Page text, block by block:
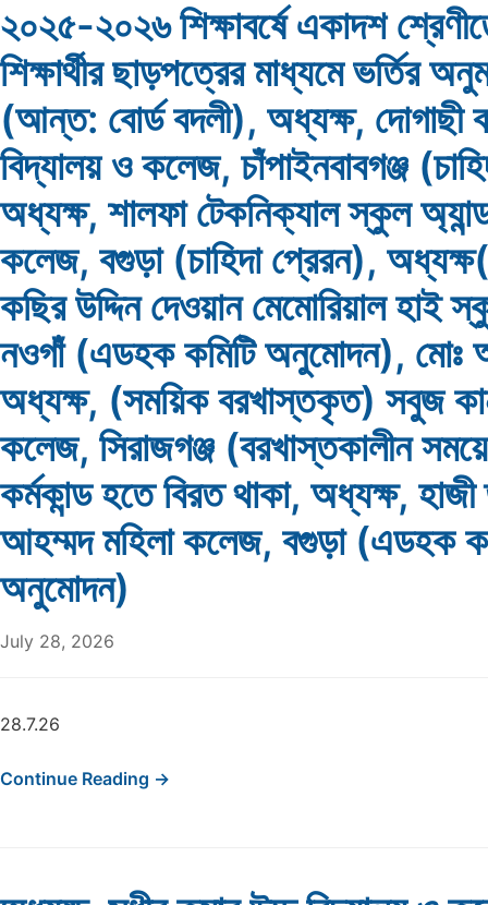
২০২৫-২০২৬ শিক্ষাবর্ষে একাদশ
শিক্ষার্থীর ছাড়পত্রের মাধ্যমে ভর্তির
(আন্ত: বোর্ড বদলী), অধ্যক্ষ, দোগাছী
বিদ্যালয় ও কলেজ, চাঁপাইনবাবগঞ্জ
অধ্যক্ষ, শালফা টেকনিক্যাল স্কুল
কলেজ, বগুড়া (চাহিদা প্রেরন),
কছির উদ্দিন দেওয়ান মেমোরিয়াল
নওগাঁ (এডহক কমিটি অনুমোদন), মোঃ
অধ্যক্ষ, (সময়িক বরখাস্তকৃত) সবুজ
কলেজ, সিরাজগঞ্জ (বরখাস্তকালীন
কর্মকান্ড হতে বিরত থাকা, অধ্যক্ষ, হাজী
আহম্মদ মহিলা কলেজ, বগুড়া (এডহক
অনুমোদন)
July 28, 2026
28.7.26
Continue Reading →